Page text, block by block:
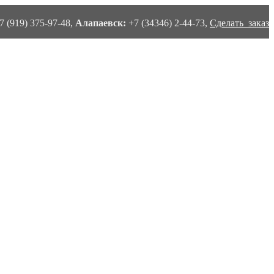
(919) 375-97-48, Алапаевск: +7 (34346) 2-44-73, Сделать заказ